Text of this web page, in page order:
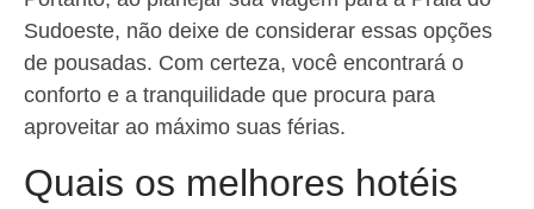
Sudoeste, não deixe de considerar essas opções
de pousadas. Com certeza, você encontrará o
conforto e a tranquilidade que procura para
aproveitar ao máximo suas férias.
Quais os melhores hotéis